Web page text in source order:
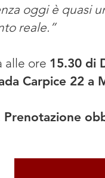
oggi è quasi
reale.”
alle ore 15.30 di
Carpice 22 a
Prenotazione